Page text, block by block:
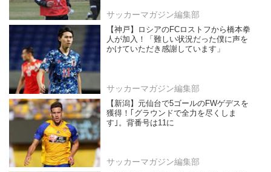
サッカーマガジン編集部
【神戸】ロシアのFCロストフから橋本拳
人が加入！「難しい状況だった僕に声を
かけていただき感謝しています」
サッカーマガジン編集部
【新潟】元仙台で5ゴールのFWゲデスを
獲得！｢グラウンドで全力を尽くしま
す｣。背番号は11に
サッカーマガジン編集部